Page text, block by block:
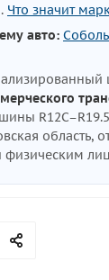
Что значит
авто:
область,